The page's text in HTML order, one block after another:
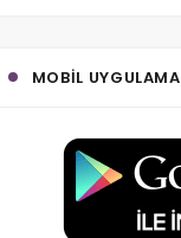
MOBIL UYGULAMA